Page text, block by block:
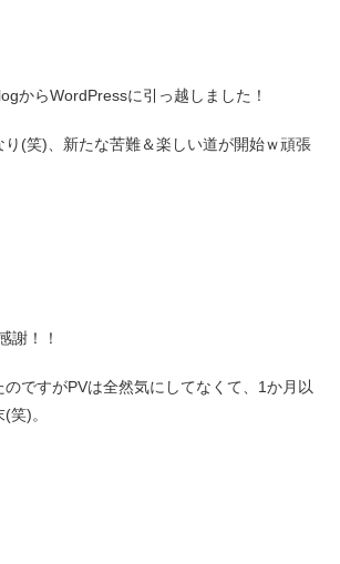
からWordPressに引っ越しました！
(笑)、新たな苦難＆楽しい道が開始ｗ頑張
謝！！
ですがPVは全然気にしてなくて、1か月以
笑)。